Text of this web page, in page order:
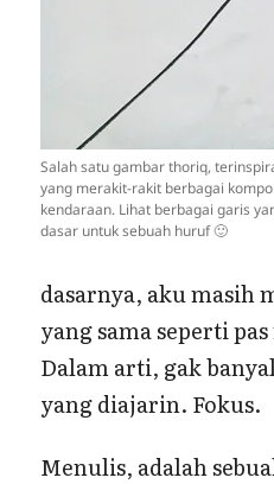
Salah satu gambar thoriq,
yang merakit-rakit berbagai
kendaraan. Lihat berbagai garis
dasar untuk sebuah huruf 🙂
dasarnya, aku masih
yang sama seperti
Dalam arti, gak
yang diajarin. Fokus.
Menulis, adalah